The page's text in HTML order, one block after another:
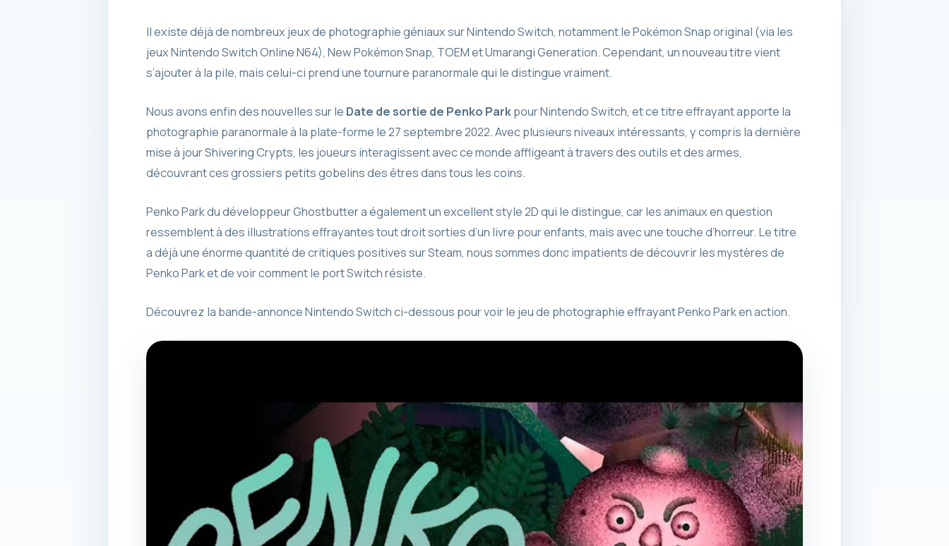
Il existe déjà de nombreux jeux de photographie géniaux sur Nintendo Switch, notamment le Pokémon Snap original (via les
jeux Nintendo Switch Online N64), New Pokémon Snap, TOEM et Umarangi Generation. Cependant, un nouveau titre vient
s’ajouter à la pile, mais celui-ci prend une tournure paranormale qui le distingue vraiment.
Nous avons enfin des nouvelles sur le Date de sortie de Penko Parkpour Nintendo Switch, et ce titre effrayant apporte la
photographie paranormale à la plate-forme le 27 septembre 2022. Avec plusieurs niveaux intéressants, y compris la dernière
mise à jour Shivering Crypts, les joueurs interagissent avec ce monde affligeant à travers des outils et des armes,
découvrant ces grossiers petits gobelins des êtres dans tous les coins.
Penko Park du développeur Ghostbutter a également un excellent style 2D qui le distingue, car les animaux en question
ressemblent à des illustrations effrayantes tout droit sorties d’un livre pour enfants, mais avec une touche d’horreur. Le titre
a déjà une énorme quantité de critiques positives sur Steam, nous sommes donc impatients de découvrir les mystères de
Penko Park et de voir comment le port Switch résiste.
Découvrez la bande-annonce Nintendo Switch ci-dessous pour voir le jeu de photographie effrayant Penko Park en action.